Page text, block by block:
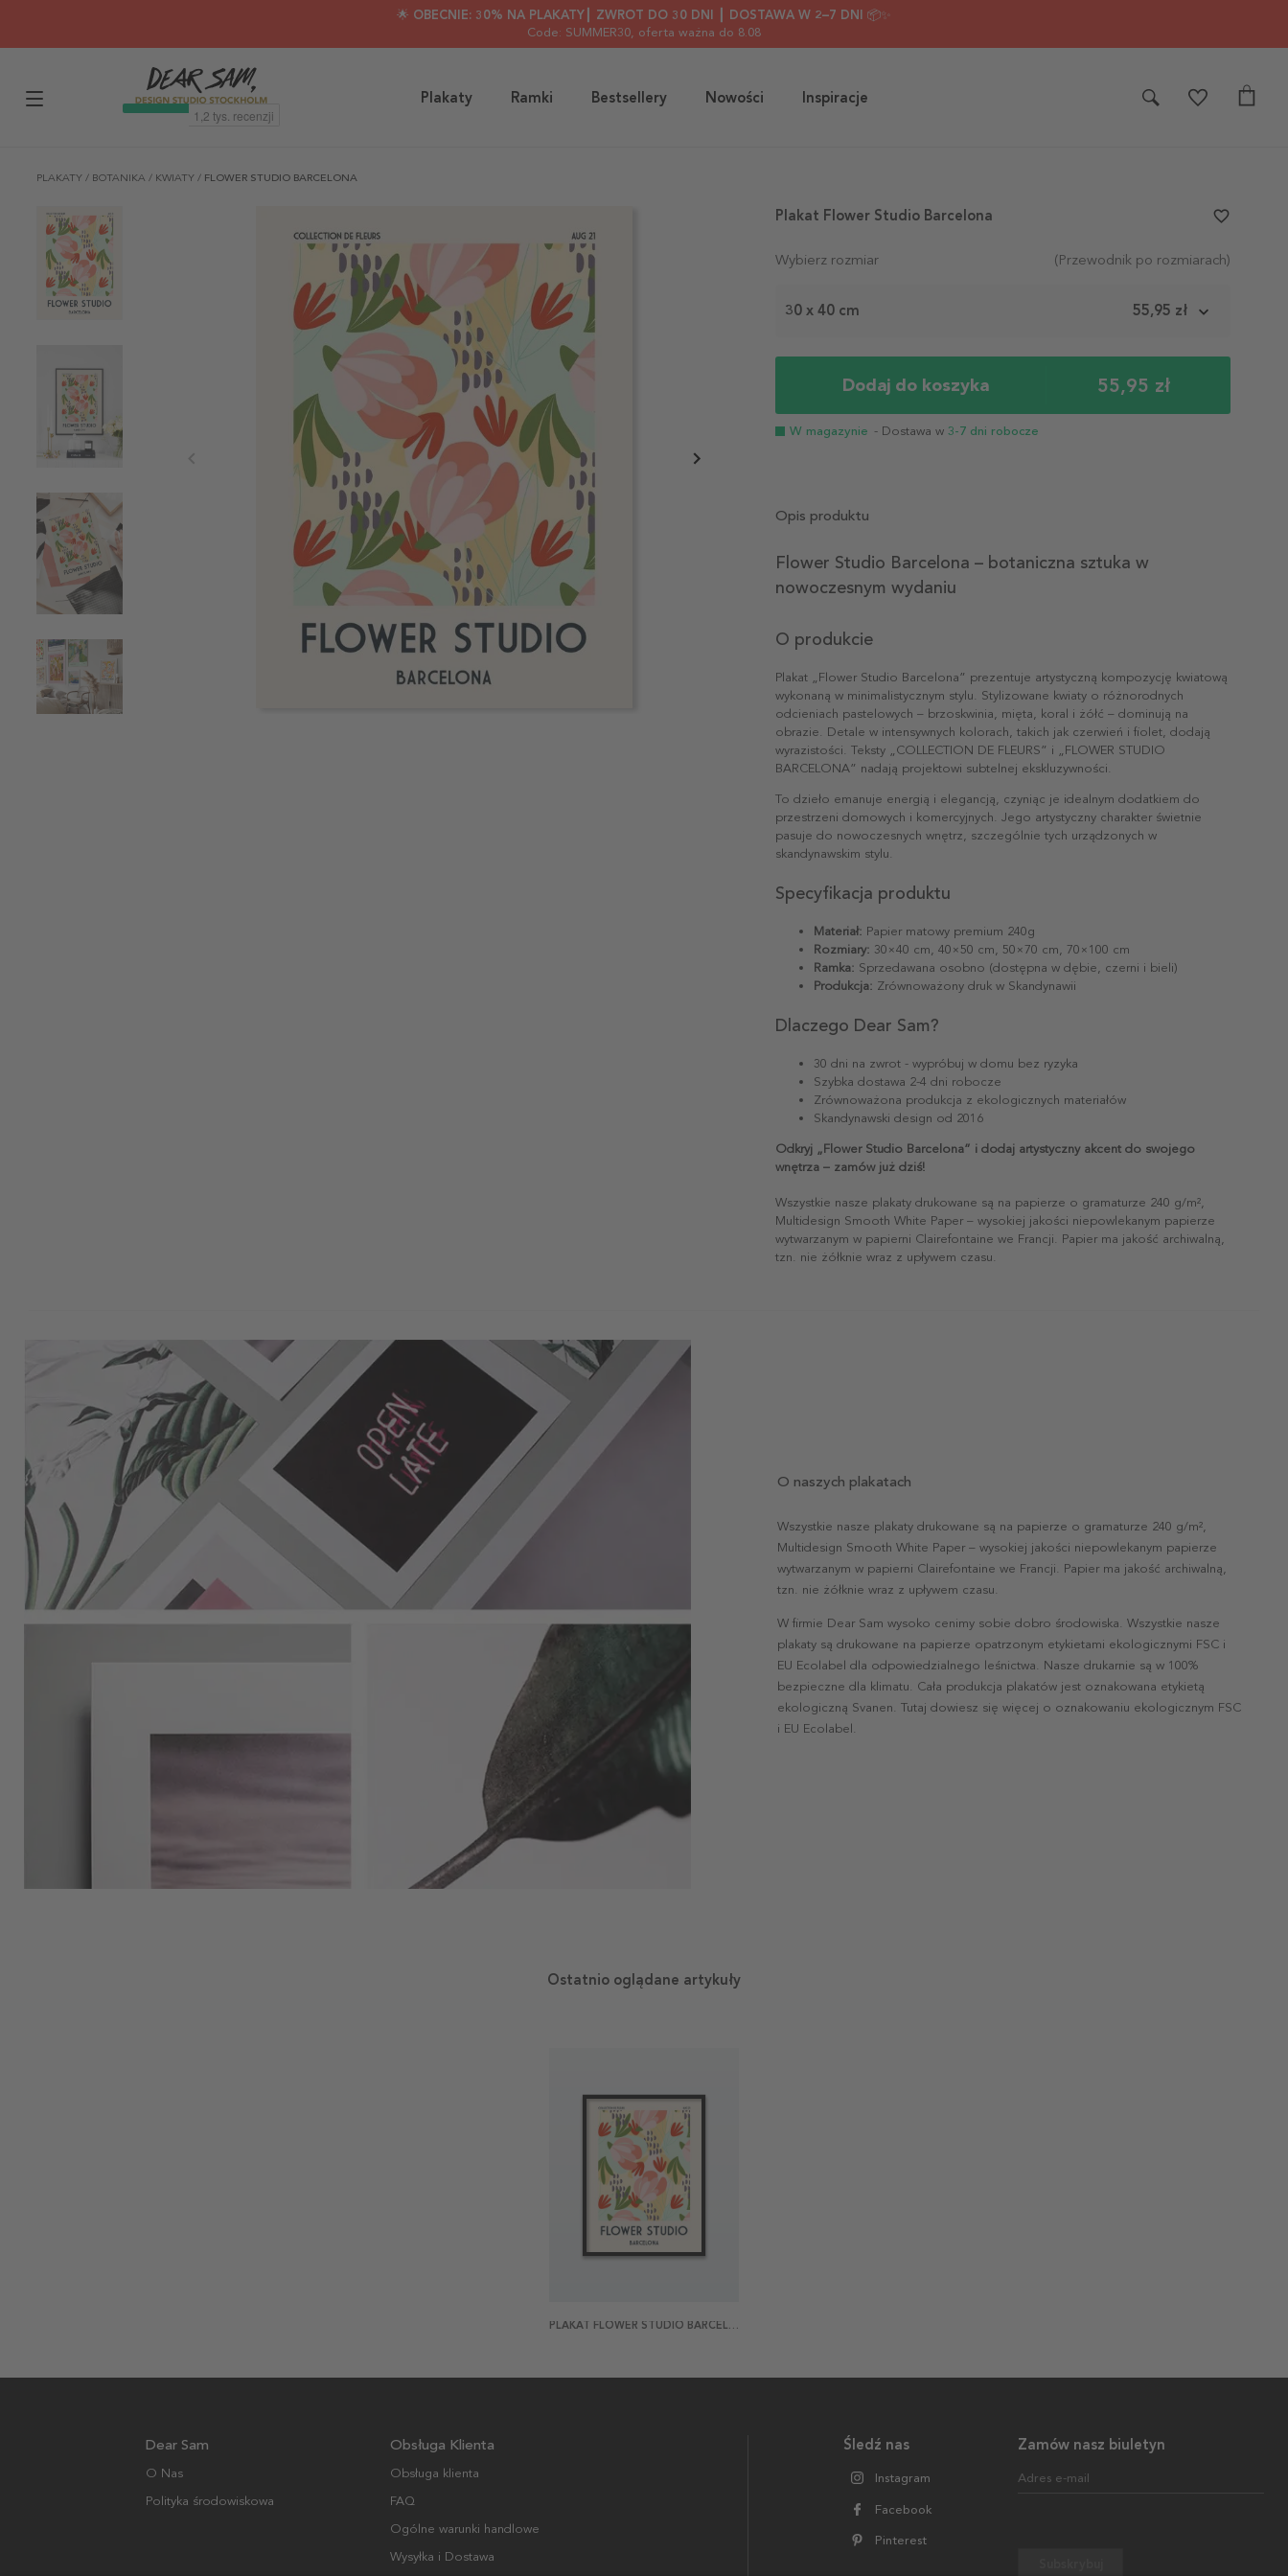
🌟 OBECNIE: 30% NA PLAKATY┃ ZWROT DO 30 DNI ┃ DOSTAWA W 2–7 DNI 📦✨
Code: SUMMER30, oferta ważna do 8.08
Plakaty Ramki Bestsellery Nowości Inspiracje
PLAKATY / BOTANIKA / KWIATY / FLOWER STUDIO BARCELONA
Wybierz rozmiar (Przewodnik po rozmiarach)
30 x 40 cm 55,95 zł
Dodaj do koszyka 55,95 zł
W magazynie - Dostawa w 3-7 dni robocze
Plakat Flower Studio Barcelona favorite_border
Opis produktu
Flower Studio Barcelona – botaniczna sztuka w
nowoczesnym wydaniu
O produkcie
Plakat „Flower Studio Barcelona” prezentuje artystyczną kompozycję kwiatową
wykonaną w minimalistycznym stylu. Stylizowane kwiaty o różnorodnych
odcieniach pastelowych – brzoskwinia, mięta, koral i żółć – dominują na
obrazie. Detale w intensywnych kolorach, takich jak czerwień i fiolet, dodają
wyrazistości. Teksty „COLLECTION DE FLEURS” i „FLOWER STUDIO
BARCELONA” nadają projektowi subtelnej ekskluzywności.
To dzieło emanuje energią i elegancją, czyniąc je idealnym dodatkiem do
przestrzeni domowych i komercyjnych. Jego artystyczny charakter świetnie
pasuje do nowoczesnych wnętrz, szczególnie tych urządzonych w
skandynawskim stylu.
Specyfikacja produktu
Materiał: Papier matowy premium 240g
Rozmiary: 30×40 cm, 40×50 cm, 50×70 cm, 70×100 cm
Ramka: Sprzedawana osobno (dostępna w dębie, czerni i bieli)
Produkcja: Zrównoważony druk w Skandynawii
Dlaczego Dear Sam?
30 dni na zwrot - wypróbuj w domu bez ryzyka
Szybka dostawa 2-4 dni robocze
Zrównoważona produkcja z ekologicznych materiałów
Skandynawski design od 2016
Odkryj „Flower Studio Barcelona” i dodaj artystyczny akcent do swojego
wnętrza – zamów już dziś!
Wszystkie nasze plakaty drukowane są na papierze o gramaturze 240 g/m²,
Multidesign Smooth White Paper – wysokiej jakości niepowlekanym papierze
wytwarzanym w papierni Clairefontaine we Francji. Papier ma jakość archiwalną,
tzn. nie żółknie wraz z upływem czasu.
O naszych plakatach
Wszystkie nasze plakaty drukowane są na papierze o gramaturze 240 g/m²,
Multidesign Smooth White Paper – wysokiej jakości niepowlekanym papierze
wytwarzanym w papierni Clairefontaine we Francji. Papier ma jakość archiwalną,
tzn. nie żółknie wraz z upływem czasu.
W firmie Dear Sam wysoko cenimy sobie dobro środowiska. Wszystkie nasze
plakaty są drukowane na papierze opatrzonym etykietami ekologicznymi FSC i
EU Ecolabel dla odpowiedzialnego leśnictwa. Nasze drukarnie są w 100%
bezpieczne dla klimatu. Cała produkcja plakatów jest oznakowana etykietą
ekologiczną Svanen. Tutaj dowiesz się więcej o oznakowaniu ekologicznym FSC
i EU Ecolabel.
Ostatnio oglądane artykuły
PLAKAT FLOWER STUDIO BARCELONA
Zamów nasz biuletyn
Adres e-mail
Śledź nas
Instagram
Facebook
Pinterest
Dear Sam
O Nas
Polityka środowiskowa
Obsługa Klienta
Obsługa klienta
FAQ
Ogólne warunki handlowe
Wysyłka i Dostawa